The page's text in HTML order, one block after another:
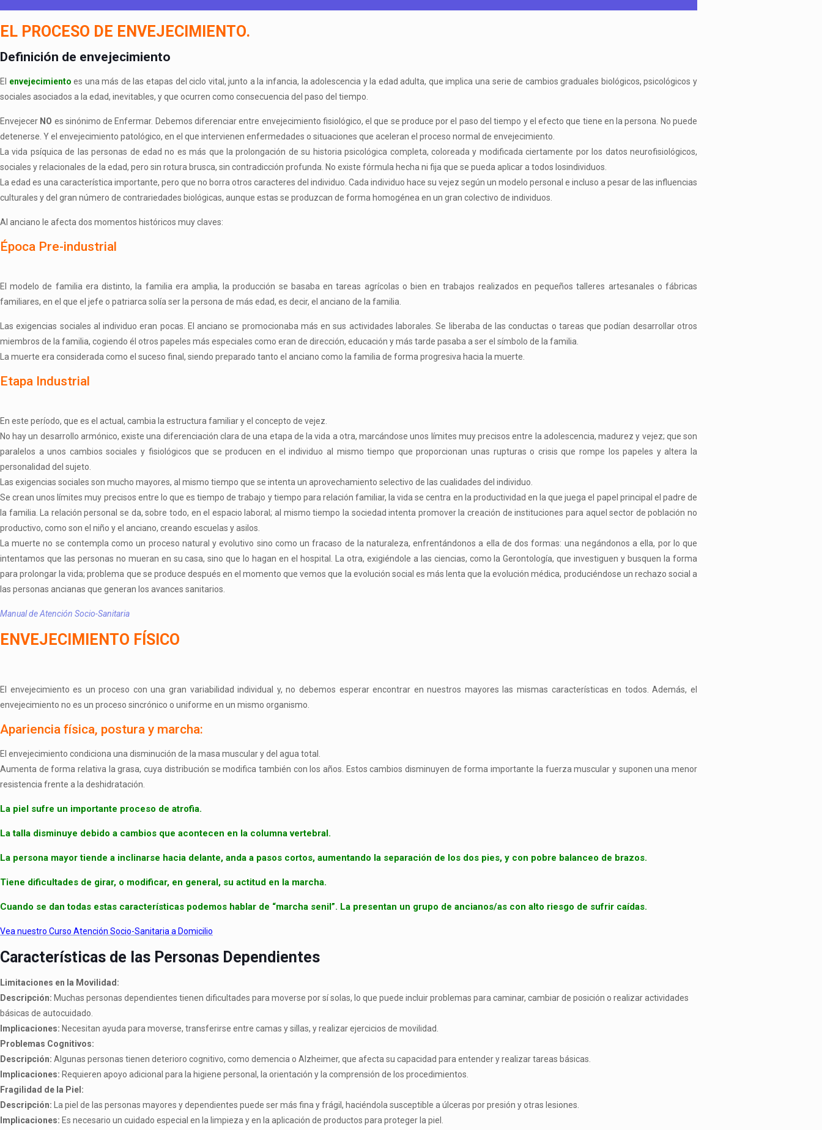
EL PROCESO DE ENVEJECIMIENTO.
Definición de envejecimiento
El envejecimiento es una más de las etapas del ciclo vital, junto a la infancia, la adolescencia y la edad adulta, que implica una serie de cambios graduales biológicos, psicológicos y
sociales asociados a la edad, inevitables, y que ocurren como consecuencia del paso del tiempo.
Envejecer NO es sinónimo de Enfermar. Debemos diferenciar entre envejecimiento fisiológico, el que se produce por el paso del tiempo y el efecto que tiene en la persona. No puede
detenerse. Y el envejecimiento patológico, en el que intervienen enfermedades o situaciones que aceleran el proceso normal de envejecimiento.
La vida psíquica de las personas de edad no es más que la prolongación de su historia psicológica completa, coloreada y modificada ciertamente por los datos neurofisiológicos,
sociales y relacionales de la edad, pero sin rotura brusca, sin contradicción profunda. No existe fórmula hecha ni fija que se pueda aplicar a todos losindividuos.
La edad es una característica importante, pero que no borra otros caracteres del individuo. Cada individuo hace su vejez según un modelo personal e incluso a pesar de las influencias
culturales y del gran número de contrariedades biológicas, aunque estas se produzcan de forma homogénea en un gran colectivo de individuos.
Al anciano le afecta dos momentos históricos muy claves:
Época Pre-industrial
El modelo de familia era distinto, la familia era amplia, la producción se basaba en tareas agrícolas o bien en trabajos realizados en pequeños talleres artesanales o fábricas
familiares, en el que el jefe o patriarca solía ser la persona de más edad, es decir, el anciano de la familia.
Las exigencias sociales al individuo eran pocas. El anciano se promocionaba más en sus actividades laborales. Se liberaba de las conductas o tareas que podían desarrollar otros
miembros de la familia, cogiendo él otros papeles más especiales como eran de dirección, educación y más tarde pasaba a ser el símbolo de la familia.
La muerte era considerada como el suceso final, siendo preparado tanto el anciano como la familia de forma progresiva hacia la muerte.
Etapa Industrial
En este período, que es el actual, cambia la estructura familiar y el concepto de vejez.
No hay un desarrollo armónico, existe una diferenciación clara de una etapa de la vida a otra, marcándose unos límites muy precisos entre la adolescencia, madurez y vejez; que son
paralelos a unos cambios sociales y fisiológicos que se producen en el individuo al mismo tiempo que proporcionan unas rupturas o crisis que rompe los papeles y altera la
personalidad del sujeto.
Las exigencias sociales son mucho mayores, al mismo tiempo que se intenta un aprovechamiento selectivo de las cualidades del individuo.
Se crean unos límites muy precisos entre lo que es tiempo de trabajo y tiempo para relación familiar, la vida se centra en la productividad en la que juega el papel principal el padre de
la familia. La relación personal se da, sobre todo, en el espacio laboral; al mismo tiempo la sociedad intenta promover la creación de instituciones para aquel sector de población no
productivo, como son el niño y el anciano, creando escuelas y asilos.
La muerte no se contempla como un proceso natural y evolutivo sino como un fracaso de la naturaleza, enfrentándonos a ella de dos formas: una negándonos a ella, por lo que
intentamos que las personas no mueran en su casa, sino que lo hagan en el hospital. La otra, exigiéndole a las ciencias, como la Gerontología, que investiguen y busquen la forma
para prolongar la vida; problema que se produce después en el momento que vemos que la evolución social es más lenta que la evolución médica, produciéndose un rechazo social a
las personas ancianas que generan los avances sanitarios.
Manual de Atención Socio-Sanitaria
ENVEJECIMIENTO FÍSICO
El envejecimiento es un proceso con una gran variabilidad individual y, no debemos esperar encontrar en nuestros mayores las mismas características en todos. Además, el
envejecimiento no es un proceso sincrónico o uniforme en un mismo organismo.
Apariencia física, postura y marcha:
El envejecimiento condiciona una disminución de la masa muscular y del agua total.
Aumenta de forma relativa la grasa, cuya distribución se modifica también con los años. Estos cambios disminuyen de forma importante la fuerza muscular y suponen una menor
resistencia frente a la deshidratación.
La piel sufre un importante proceso de atrofia.
La talla disminuye debido a cambios que acontecen en la columna vertebral.
La persona mayor tiende a inclinarse hacia delante, anda a pasos cortos, aumentando la separación de los dos pies, y con pobre balanceo de brazos.
Tiene dificultades de girar, o modificar, en general, su actitud en la marcha.
Cuando se dan todas estas características podemos hablar de “marcha senil”. La presentan un grupo de ancianos/as con alto riesgo de sufrir caídas.
Vea nuestro Curso Atención Socio-Sanitaria a Domicilio
Características de las Personas Dependientes
Limitaciones en la Movilidad:
Descripción: Muchas personas dependientes tienen dificultades para moverse por sí solas, lo que puede incluir problemas para caminar, cambiar de posición o realizar actividades
básicas de autocuidado.
Implicaciones: Necesitan ayuda para moverse, transferirse entre camas y sillas, y realizar ejercicios de movilidad.
Problemas Cognitivos:
Descripción: Algunas personas tienen deterioro cognitivo, como demencia o Alzheimer, que afecta su capacidad para entender y realizar tareas básicas.
Implicaciones: Requieren apoyo adicional para la higiene personal, la orientación y la comprensión de los procedimientos.
Fragilidad de la Piel:
Descripción: La piel de las personas mayores y dependientes puede ser más fina y frágil, haciéndola susceptible a úlceras por presión y otras lesiones.
Implicaciones: Es necesario un cuidado especial en la limpieza y en la aplicación de productos para proteger la piel.